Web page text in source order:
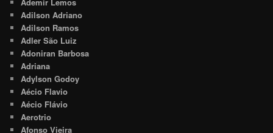
Adilson Adriano
Adilson Ramos
Adler São Luiz
Adoniran Barbosa
Adriana
Adylson Godoy
Aécio Flavio
Aécio Flávio
Aerotrio
Afonso Vieira